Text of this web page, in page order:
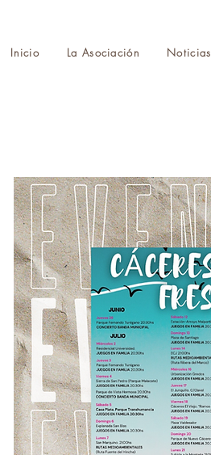
Inicio La Asociación Noticias